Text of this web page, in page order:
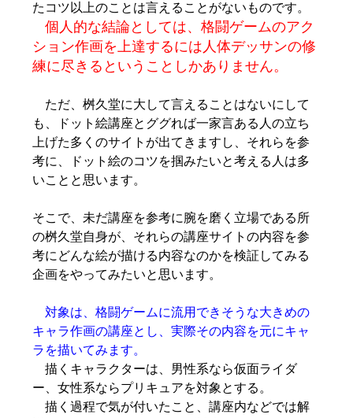
たコツ以上のことは言えることがないものです。
個人的な結論としては、格闘ゲームのアク
ション作画を上達するには人体デッサンの修
練に尽きるということしかありません。
ただ、桝久堂に大して言えることはないにして
も、ドット絵講座とググれば一家言ある人の立ち
上げた多くのサイトが出てきますし、それらを参
考に、ドット絵のコツを掴みたいと考える人は多
いことと思います。
そこで、未だ講座を参考に腕を磨く立場である所
の桝久堂自身が、それらの講座サイトの内容を参
考にどんな絵が描ける内容なのかを検証してみる
企画をやってみたいと思います。
対象は、格闘ゲームに流用できそうな大きめの
キャラ作画の講座とし、実際その内容を元にキャ
ラを描いてみます。
描くキャラクターは、男性系なら仮面ライダ
ー、女性系ならプリキュアを対象とする。
描く過程で気が付いたこと、講座内などでは解